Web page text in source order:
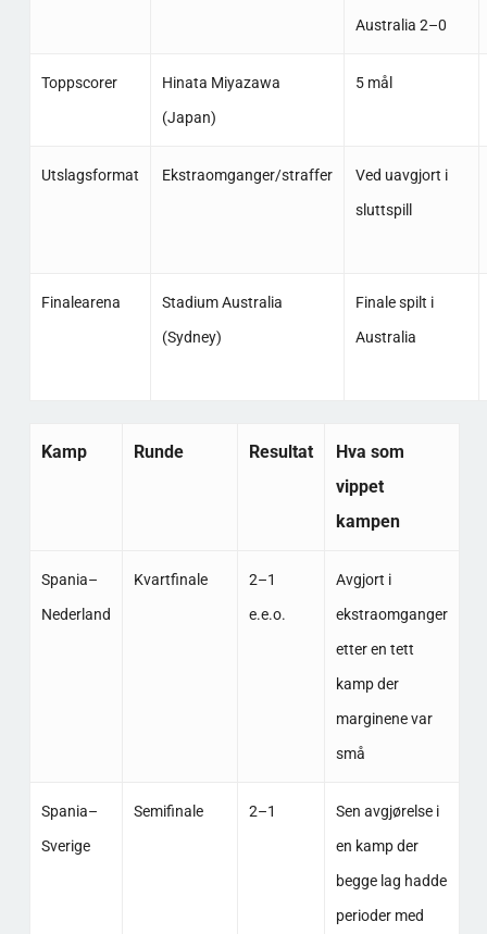
Australia 2–0
Toppscorer
Hinata Miyazawa
(Japan)
5 mål
Utslagsformat Ekstraomganger/straffer
Ved uavgjort i
sluttspill
Finalearena
Stadium Australia
(Sydney)
Finale spilt i
Australia
Kamp Runde Resultat
Hva som
vippet
kampen
Spania–
Nederland
Kvartfinale
2–1
e.e.o.
Avgjort i
ekstraomganger
etter en tett
kamp der
marginene var
små
Spania–
Sverige
Semifinale 2–1
Sen avgjørelse i
en kamp der
begge lag hadde
perioder med